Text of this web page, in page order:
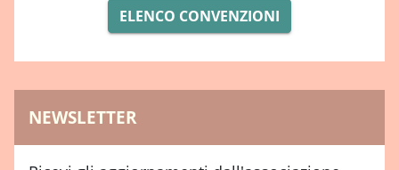
ELENCO CONVENZIONI
NEWSLETTER